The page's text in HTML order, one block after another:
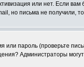
или нет. Если
но письма не получили,
пароль (проверьте
Администраторы